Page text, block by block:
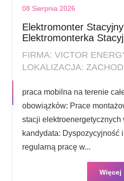
08 Sierpnia 2026
Elektromonter
Elektromonterka
FIRMA: VICTOR
LOKALIZACJA:
praca mobilna na terenie
obowiązków: Prace
stacji elektroenergetycznych
kandydata: Dyspozycyjność
regularną pracę w...
Więcej